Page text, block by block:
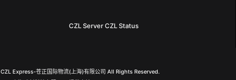
CZL ServerCZL Status
CZL Express-苍正国际物流(上海)有限公司 All Rights Reserved.